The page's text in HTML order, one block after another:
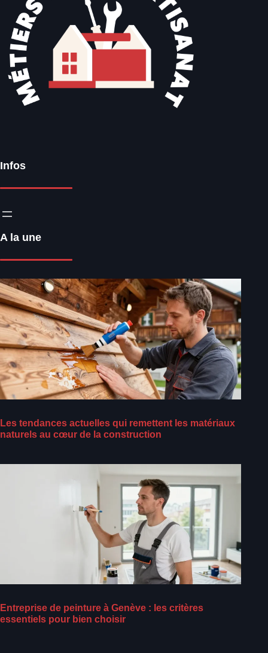
Infos
A la une
Les tendances actuelles qui remettent les matériaux
naturels au cœur de la construction
Entreprise de peinture à Genève : les critères
essentiels pour bien choisir